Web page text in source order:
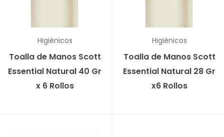
Higiénicos
Toalla de Manos Scott
Essential Natural 40 Gr
x 6 Rollos
Higiénicos
Toalla de Manos Scott
Essential Natural 28 Gr
x6 Rollos